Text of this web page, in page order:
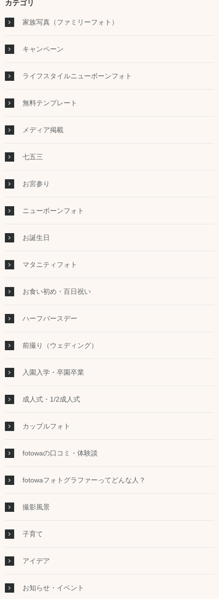
カテゴリ
家族写真（ファミリーフォト）
キャンペーン
ライフスタイルニューボーンフォト
無料テンプレート
メディア掲載
七五三
お宮参り
ニューボーンフォト
お誕生日
マタニティフォト
お食い初め・百日祝い
ハーフバースデー
前撮り（ウェディング）
入園入学・卒園卒業
成人式・1/2成人式
カップルフォト
fotowaの口コミ・体験談
fotowaフォトグラファーってどんな人？
撮影風景
子育て
アイデア
お知らせ・イベント